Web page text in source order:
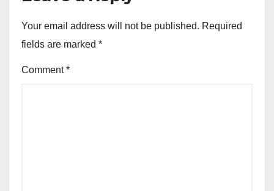
Your email address will not be published. Required
fields are marked *
Comment*